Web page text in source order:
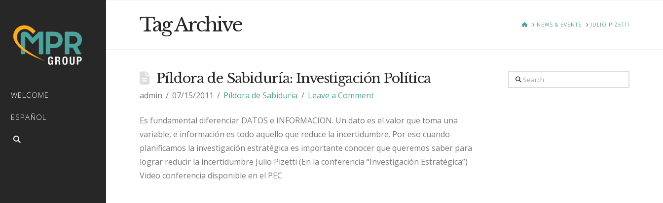
WELCOME
ESPAÑOL
Tag Archive HOMENEWS & EVENTS JULIO PIZETTI
Píldora de Sabiduría: Investigación Política
admin 07/15/2011 Píldora de Sabiduria Leave a Comment
Es fundamental diferenciar DATOS e INFORMACION. Un dato es el valor que toma una
variable, e información es todo aquello que reduce la incertidumbre. Por eso cuando
planificamos la investigación estratégica es importante conocer que queremos saber para
lograr reducir la incertidumbre Julio Pizetti (En la conferencia “Investigación Estratégica”)
Video conferencia disponible en el PEC
Search